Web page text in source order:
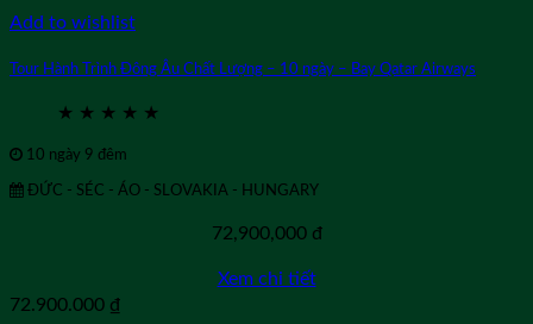
Add to wishlist
Tour Hành Trình Đông Âu Chất Lượng – 10 ngày – Bay Qatar Airways
★ ★ ★ ★ ★
10 ngày 9 đêm
ĐỨC - SÉC - ÁO - SLOVAKIA - HUNGARY
72,900,000đ
Xem chi tiết
72.900.000 ₫